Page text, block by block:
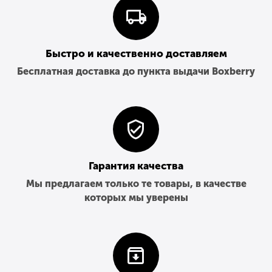
Быстро и качественно доставляем
Бесплатная доставка до пункта выдачи Boxberry
Гарантия качества
Мы предлагаем только те товары, в качестве
которых мы уверены